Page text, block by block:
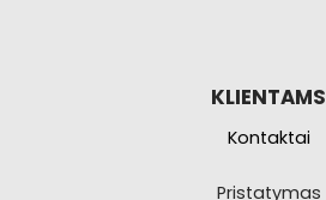
KLIENTAMS
Kontaktai
Pristatymas